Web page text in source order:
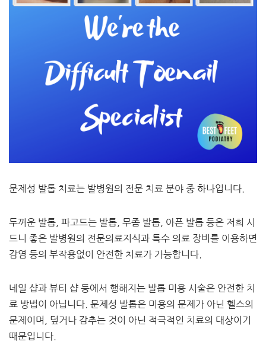
문제성 발톱 치료는 발병원의 전문 치료 분야 중 하나입니다.
​두꺼운 발톱, 파고드는 발톱, 무좀 발톱, 아픈 발톱 등은 저희 시
드니 좋은 발병원의 전문의료지식과 특수 의료 장비를 이용하면
감염 등의 부작용없이 안전한 치료가 가능합니다.​
네일 샵과 뷰티 샵 등에서 행해지는 발톱 미용 시술은 안전한 치
료 방법이 아닙니다. 문제성 발톱은 미용의 문제가 아닌 헬스의
문제이며, 덮거나 감추는 것이 아닌 적극적인 치료의 대상이기
때문입니다.